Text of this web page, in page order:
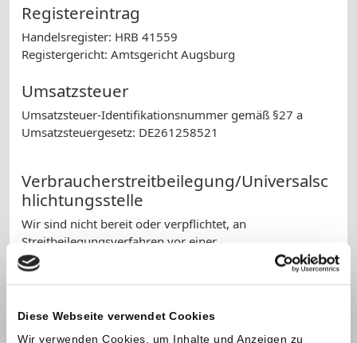
Diese Webseite verwendet Cookies
Wir verwenden Cookies, um Inhalte und Anzeigen zu
Registereintrag
Handelsregister: HRB 41559
Registergericht: Amtsgericht Augsburg
Umsatzsteuer
Umsatzsteuer-Identifikationsnummer gemäß §27 a
Umsatzsteuergesetz: DE261258521
Verbraucherstreitbeilegung/Universalsc
hlichtungsstelle
Wir sind nicht bereit oder verpflichtet, an
Streitbeilegungsverfahren vor einer
Verbraucherschlichtungsstelle teilzunehmen.
Haftung für Inhalte
Als Diensteanbieter sind wir gemäß § 7 Abs.1 TMG für